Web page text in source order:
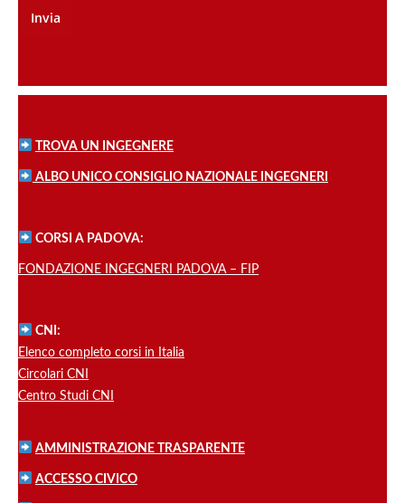
TROVA UN INGEGNERE
ALBO UNICO CONSIGLIO NAZIONALE INGEGNERI
CORSI A PADOVA:
FONDAZIONE INGEGNERI PADOVA – FIP
CNI:
Elenco completo corsi in Italia
Circolari CNI
Centro Studi CNI
AMMINISTRAZIONE TRASPARENTE
ACCESSO CIVICO